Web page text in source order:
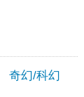
奇幻/科幻